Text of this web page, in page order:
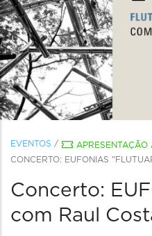
EVENTOS / APRESENTAÇÃO
CONCERTO: EUFONIAS
Concerto:
com Raul